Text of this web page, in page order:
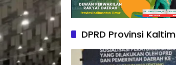
DPRD Provinsi Kaltim